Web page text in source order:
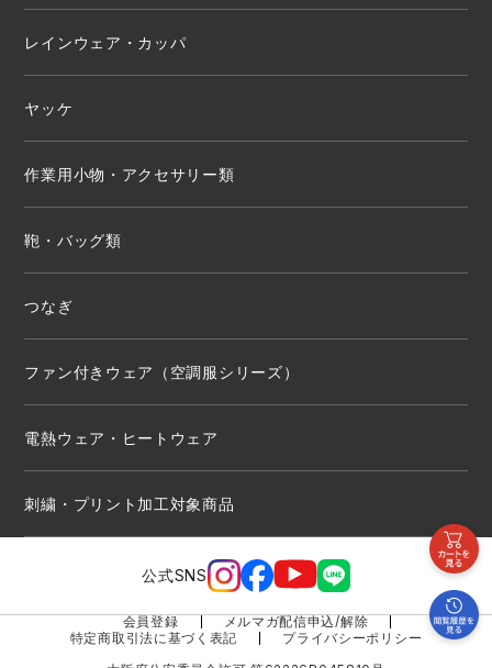
レインウェア・カッパ
ヤッケ
作業用小物・アクセサリー類
鞄・バッグ類
つなぎ
ファン付きウェア（空調服シリーズ）
電熱ウェア・ヒートウェア
刺繍・プリント加工対象商品
公式SNS
会員登録
メルマガ配信申込/解除
特定商取引法に基づく表記
プライバシーポリシー